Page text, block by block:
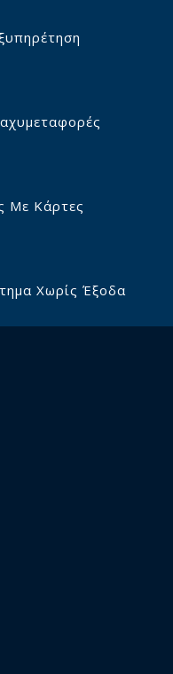
Με Κάρτες
Χωρίς Έξοδα